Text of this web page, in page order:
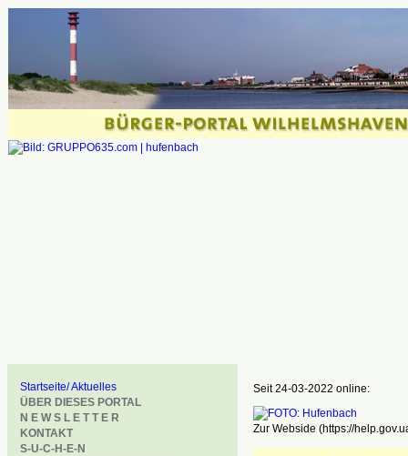
Startseite/ Aktuelles
ÜBER DIESES PORTAL
N E W S L E T T E R
KONTAKT
S-U-C-H-E-N
Seit 24-03-2022 online:
Zur Webside (https://